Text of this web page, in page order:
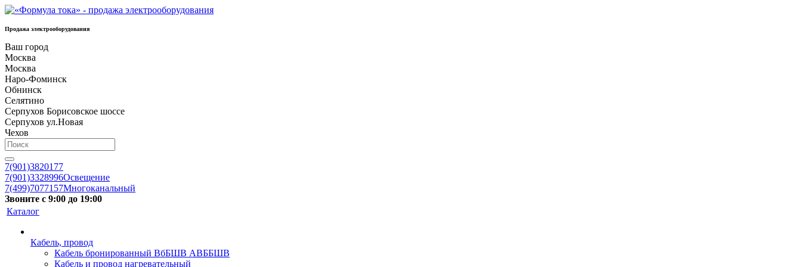
Продажа электрооборудования
Ваш город
Москва
Москва
Наро-Фоминск
Обнинск
Селятино
Серпухов Борисовское шоссе
Серпухов ул.Новая
Чехов
7(901)3820177
7(901)3328996Освещение
7(499)7077157Многоканальный
Звоните с 9:00 до 19:00
Каталог
Кабель, провод
Кабель бронированный ВбБШВ АВББШВ
Кабель и провод нагревательный